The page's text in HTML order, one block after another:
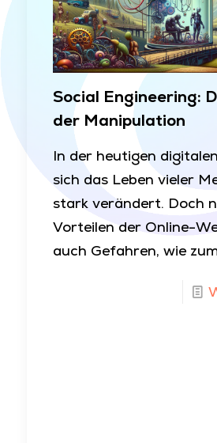
Social Engineering:
der Manipulation
In der heutigen
sich das Leben vieler
stark verändert. Doch
Vorteilen der Online-
auch Gefahren, wie